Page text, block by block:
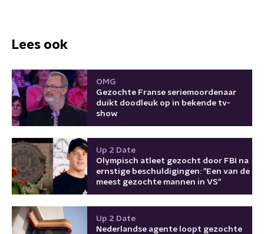
Lees ook
OMG
Gezochte Franse seriemoordenaar
duikt doodleuk op in bekende tv-
show
Up 2 Date
Olympisch atleet gezocht door FBI na
ernstige beschuldigingen: "Een van de
meest gezochte mannen in VS"
Up 2 Date
Nederlandse agente loopt gezochte